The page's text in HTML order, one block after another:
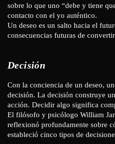
sobre lo que uno “debe y tiene
contacto con el yo auténtico.
Un deseo es un salto hacia el
consecuencias futuras de
Decisión
Con la conciencia de un deseo,
decisión. La decisión construye
acción. Decidir algo significa
El filósofo y psicólogo William
reflexionó profundamente sobre
estableció cinco tipos de